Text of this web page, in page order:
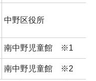
中野区役所
南中野児童館 ※1
南中野児童館 ※2